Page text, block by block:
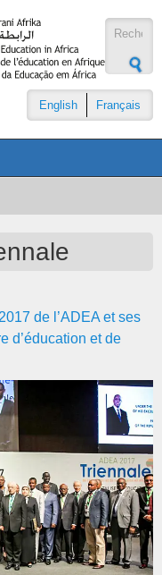
English Français
de l’ADEA et ses
d’éducation et de